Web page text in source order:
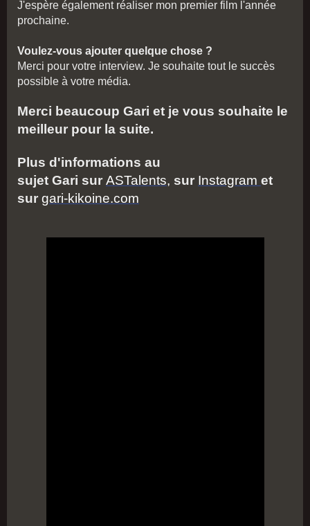
J'espère également réaliser mon premier film l'année
prochaine.
Voulez-vous ajouter quelque chose ?
Merci pour votre interview. Je souhaite tout le succès
possible à votre média.
Merci beaucoup Gari et je vous souhaite le
meilleur pour la suite.
Plus d'informations au
sujet Gari sur ASTalents, sur Instagram et
sur gari-kikoine.com